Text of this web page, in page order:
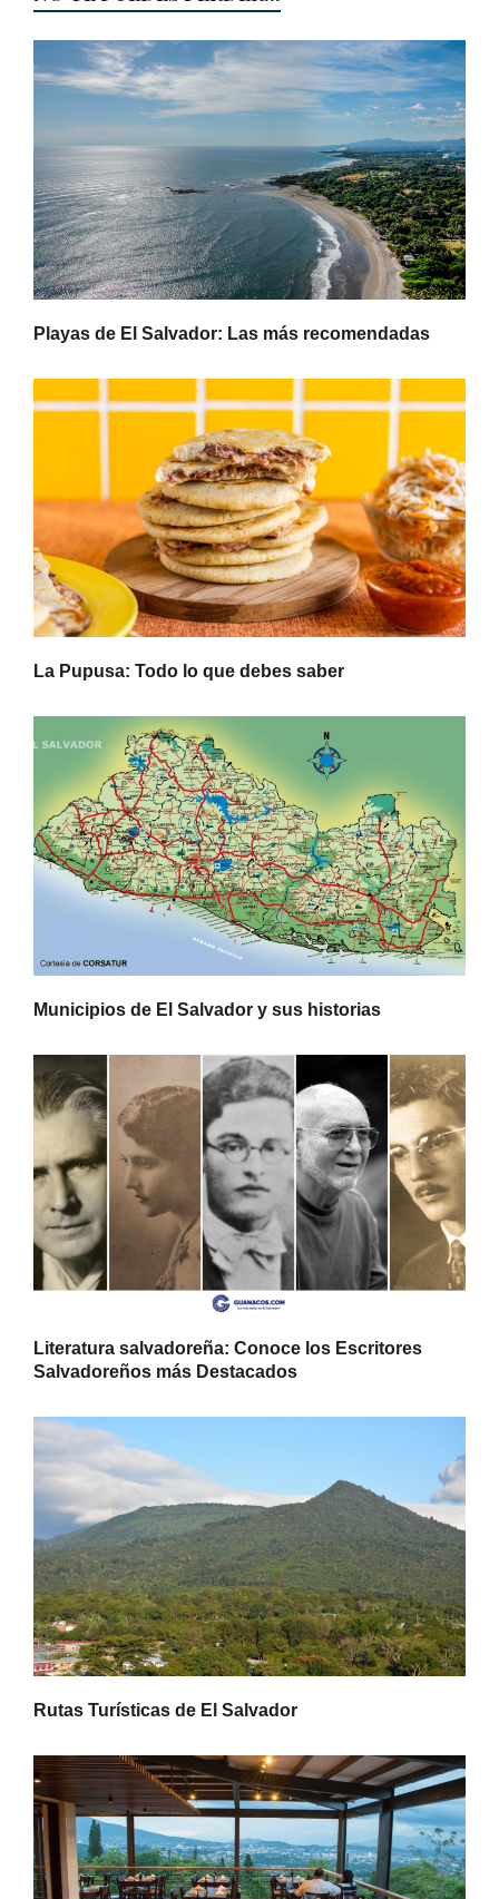
Playas de El Salvador: Las más recomendadas
La Pupusa: Todo lo que debes saber
Municipios de El Salvador y sus historias
Literatura salvadoreña: Conoce los Escritores
Salvadoreños más Destacados
Rutas Turísticas de El Salvador